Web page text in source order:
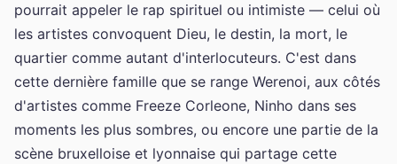
pourrait appeler le rap spirituel ou intimiste — celui où
les artistes convoquent Dieu, le destin, la mort, le
quartier comme autant d'interlocuteurs. C'est dans
cette dernière famille que se range Werenoi, aux côtés
d'artistes comme Freeze Corleone, Ninho dans ses
moments les plus sombres, ou encore une partie de la
scène bruxelloise et lyonnaise qui partage cette